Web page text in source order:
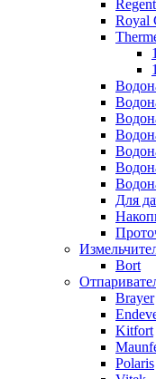
Regent
Royal
Для
Bort
Brayer
Kitfort
Polaris